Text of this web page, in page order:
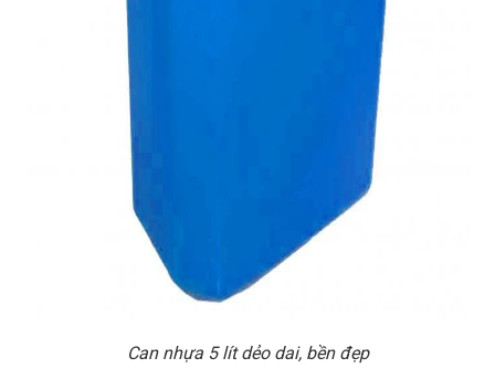
Can nhựa 5 lít dẻo dai, bền đẹp